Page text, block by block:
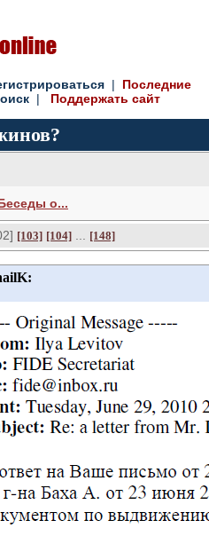
| Последние
| Поддержать сайт
о...
[103] [104]
[148]